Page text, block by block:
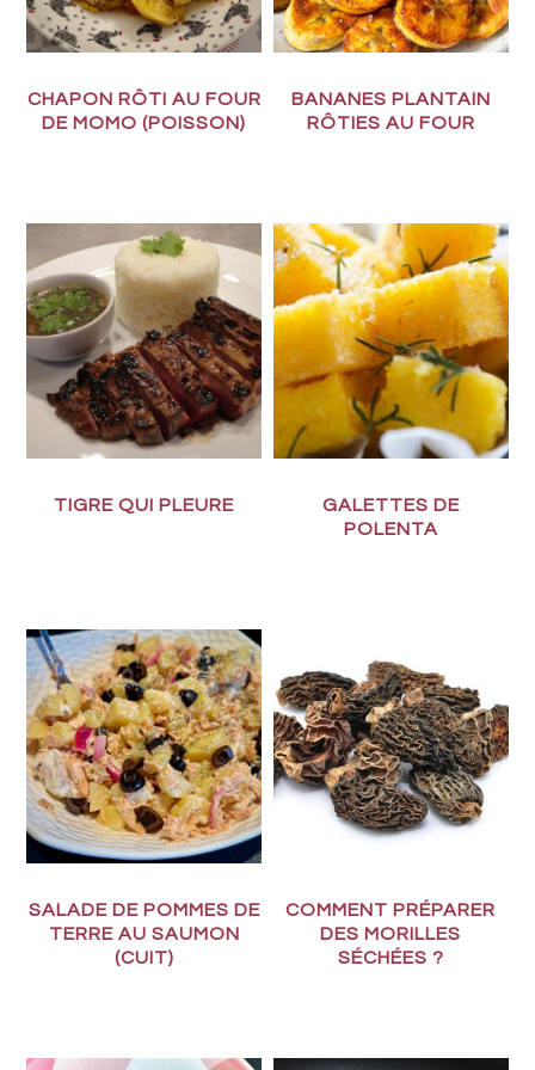
CHAPON RÔTI AU FOUR
DE MOMO (POISSON)
BANANES PLANTAIN
RÔTIES AU FOUR
TIGRE QUI PLEURE
GALETTES DE
POLENTA
SALADE DE POMMES DE
TERRE AU SAUMON
(CUIT)
COMMENT PRÉPARER
DES MORILLES
SÉCHÉES ?